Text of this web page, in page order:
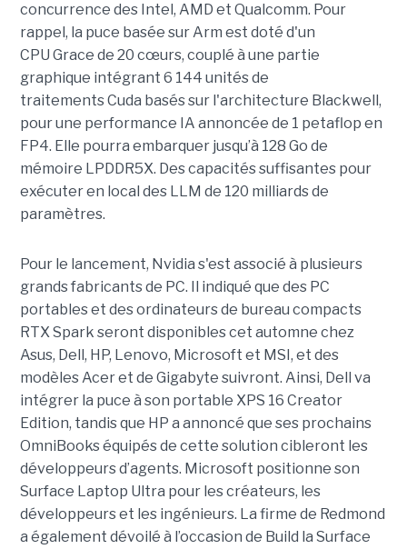
concurrence des Intel, AMD et Qualcomm. Pour
rappel, la puce basée sur Arm est doté d'un
CPU Grace de 20 cœurs, couplé à une partie
graphique intégrant 6 144 unités de
traitements Cuda basés sur l'architecture Blackwell,
pour une performance IA annoncée de 1 petaflop en
FP4. Elle pourra embarquer jusqu’à 128 Go de
mémoire LPDDR5X. Des capacités suffisantes pour
exécuter en local des LLM de 120 milliards de
paramètres.
Pour le lancement, Nvidia s'est associé à plusieurs
grands fabricants de PC. Il indiqué que des PC
portables et des ordinateurs de bureau compacts
RTX Spark seront disponibles cet automne chez
Asus, Dell, HP, Lenovo, Microsoft et MSI, et des
modèles Acer et de Gigabyte suivront. Ainsi, Dell va
intégrer la puce à son portable XPS 16 Creator
Edition, tandis que HP a annoncé que ses prochains
OmniBooks équipés de cette solution cibleront les
développeurs d’agents. Microsoft positionne son
Surface Laptop Ultra pour les créateurs, les
développeurs et les ingénieurs. La firme de Redmond
a également dévoilé à l’occasion de Build la Surface